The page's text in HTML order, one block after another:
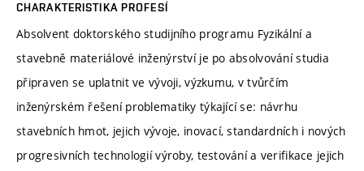
CHARAKTERISTIKA PROFESÍ
Absolvent doktorského studijního programu Fyzikální a
stavebně materiálové inženýrství je po absolvování studia
připraven se uplatnit ve vývoji, výzkumu, v tvůrčím
inženýrském řešení problematiky týkající se: návrhu
stavebních hmot, jejich vývoje, inovací, standardních i nových
progresivních technologií výroby, testování a verifikace jejich